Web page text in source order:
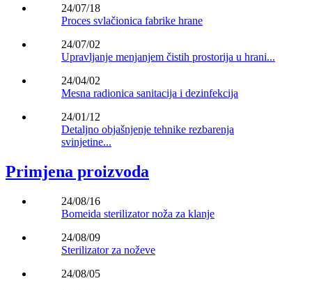
24/07/18
Proces svlačionica fabrike hrane
24/07/02
Upravljanje menjanjem čistih prostorija u hrani...
24/04/02
Mesna radionica sanitacija i dezinfekcija
24/01/12
Detaljno objašnjenje tehnike rezbarenja
svinjetine...
Primjena proizvoda
24/08/16
Bomeida sterilizator noža za klanje
24/08/09
Sterilizator za noževe
24/08/05